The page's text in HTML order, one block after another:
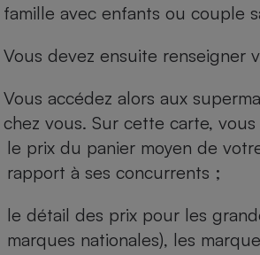
famille avec enfants ou couple
Vous devez ensuite renseigner
Vous accédez alors aux
chez vous. Sur cette carte,
le prix du panier moyen de
rapport à ses concurrents ;
le détail des prix pour les
marques nationales), les